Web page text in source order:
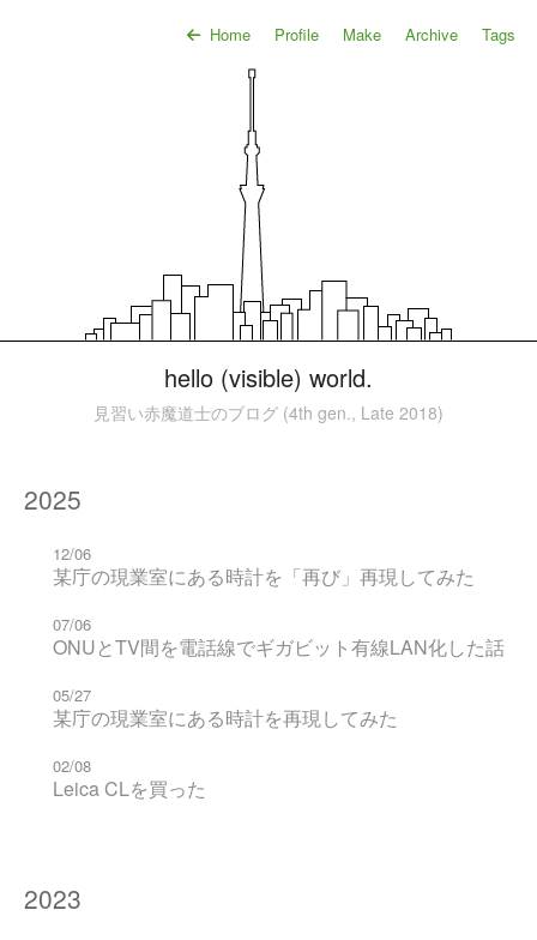
Home Profile Make Archive Tags
hello (visible) world.
見習い赤魔道士のブログ (4th gen., Late 2018)
2025
12/06
某庁の現業室にある時計を「再び」再現してみた
07/06
ONUとTV間を電話線でギガビット有線LAN化した話
05/27
某庁の現業室にある時計を再現してみた
02/08
Leica CLを買った
2023